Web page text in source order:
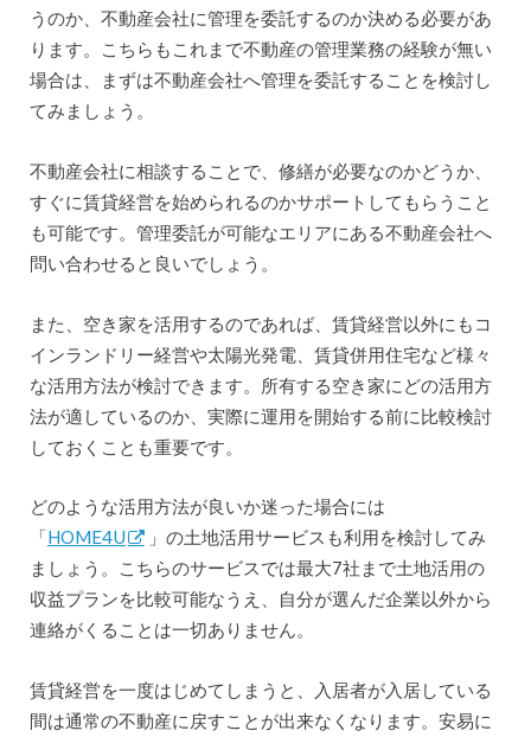
うのか、不動産会社に管理を委託するのか決める必要があ
ります。こちらもこれまで不動産の管理業務の経験が無い
場合は、まずは不動産会社へ管理を委託することを検討し
てみましょう。
不動産会社に相談することで、修繕が必要なのかどうか、
すぐに賃貸経営を始められるのかサポートしてもらうこと
も可能です。管理委託が可能なエリアにある不動産会社へ
問い合わせると良いでしょう。
また、空き家を活用するのであれば、賃貸経営以外にもコ
インランドリー経営や太陽光発電、賃貸併用住宅など様々
な活用方法が検討できます。所有する空き家にどの活用方
法が適しているのか、実際に運用を開始する前に比較検討
しておくことも重要です。
どのような活用方法が良いか迷った場合には
「HOME4U
」の土地活用サービスも利用を検討してみ
ましょう。こちらのサービスでは最大7社まで土地活用の
収益プランを比較可能なうえ、自分が選んだ企業以外から
連絡がくることは一切ありません。
賃貸経営を一度はじめてしまうと、入居者が入居している
間は通常の不動産に戻すことが出来なくなります。安易に